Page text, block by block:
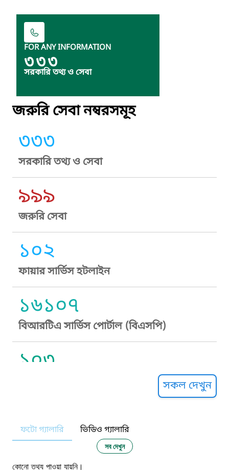
FOR ANY INFORMATION
৩৩৩
সরকারি তথ্য ও সেবা
জরুরি সেবা নম্বরসমূহ
৩৩৩
সরকারি তথ্য ও সেবা
৯৯৯
জরুরি সেবা
১০২
ফায়ার সার্ভিস হটলাইন
১৬১০৭
বিআরটিএ সার্ভিস পোর্টাল (বিএসপি)
১০৩
নারী ও শিশু নির্যাতন প্রতিরোধ
সকল দেখুন
ফটো গ্যালারি ভিডিও গ্যালারি
সব দেখুন
কোনো তথ্য পাওয়া যায়নি।